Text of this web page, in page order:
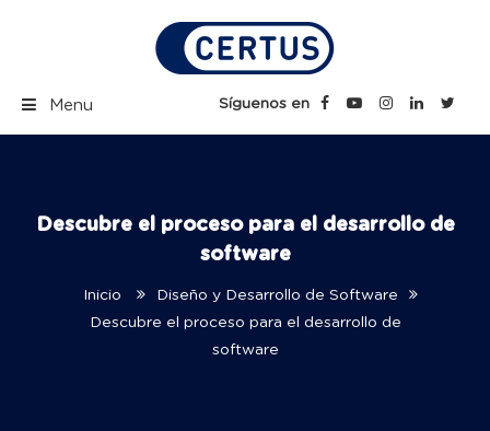
Certus Blog | Carreras
Menu Síguenos en
Descubre el proceso para el desarrollo de
software
Inicio
Diseño y Desarrollo de Software
Descubre el proceso para el desarrollo de
software